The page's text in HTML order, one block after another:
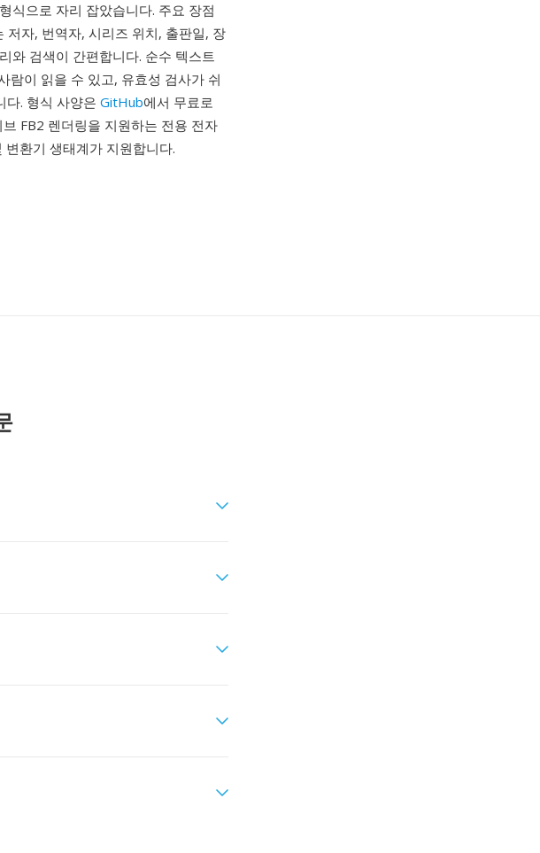
식으로 자리 잡았습니다. 주요 장점
저자, 번역자, 시리즈 위치, 출판일, 장
와 검색이 간편합니다. 순수 텍스트
이 읽을 수 있고, 유효성 검사가 쉬
다. 형식 사양은 GitHub에서 무료로
FB2 렌더링을 지원하는 전용 전자
환기 생태계가 지원합니다.